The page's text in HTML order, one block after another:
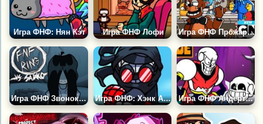
Игра ФНФ: Нян Кэт Игра ФНФ Лофи Игра ФНФ Прожарка: Фредди и Бенди против Хаги Ваги
Игра ФНФ Звонок: Садако Игра ФНФ: Хэнк Accelerant Игра ФНФ Андертейл: Папирус